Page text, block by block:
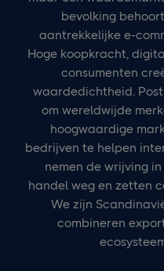
bevolking
aantrekkelijke e-
Hoge koopkracht,
consumenten
waardedichtheid.
om wereldwijde
hoogwaardige
bedrijven te helpen
nemen de wrijving
handel weg en zetten
We zijn
combineren